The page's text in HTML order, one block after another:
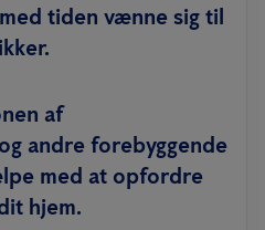
tiden vænne sig til
af
andre forebyggende
med at opfordre
hjem.